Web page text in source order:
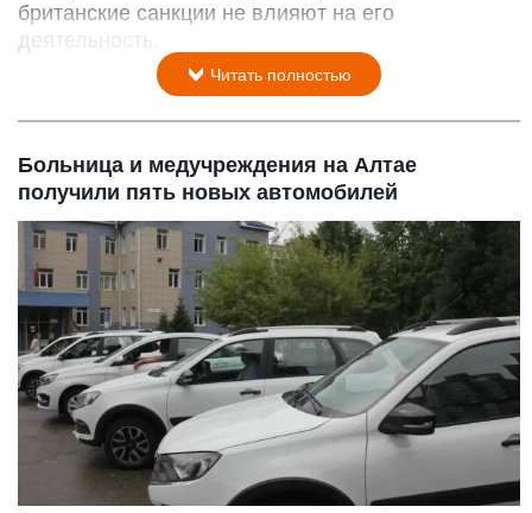
британские санкции не влияют на его
деятельность.
Читать полностью
Больница и медучреждения на Алтае
получили пять новых автомобилей